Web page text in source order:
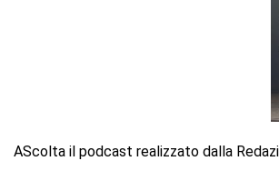
AScolta il podcast realizzato dalla